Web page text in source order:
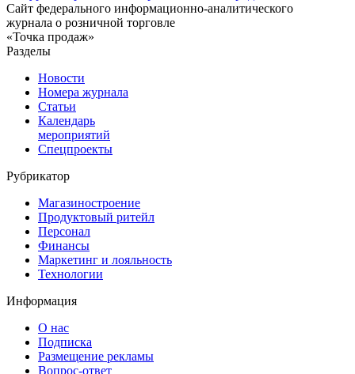
Сайт федерального информационно-аналитического
журнала о розничной торговле
«Точка продаж»
Разделы
Новости
Номера журнала
Статьи
Календарь
мероприятий
Спецпроекты
Рубрикатор
Магазиностроение
Продуктовый ритейл
Персонал
Финансы
Маркетинг и лояльность
Технологии
Информация
О нас
Подписка
Размещение рекламы
Вопрос-ответ